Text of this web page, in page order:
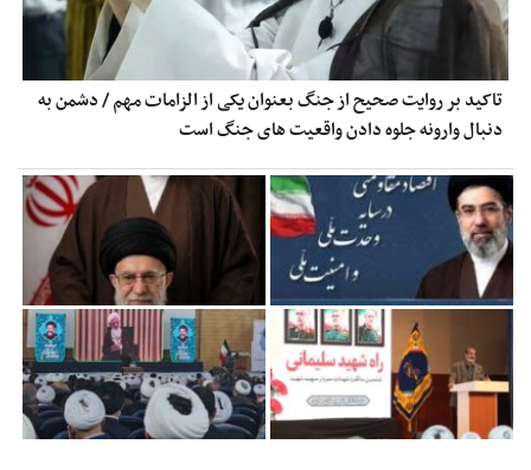
تاکید بر روایت صحیح از جنگ بعنوان یکی از الزامات مهم / دشمن به
دنبال وارونه جلوه دادن واقعیت های جنگ است